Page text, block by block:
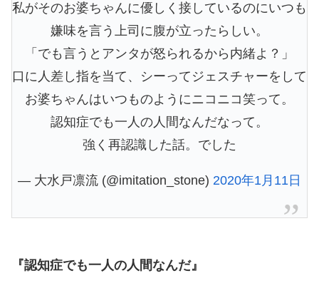
私がそのお婆ちゃんに優しく接しているのにいつも
嫌味を言う上司に腹が立ったらしい。
「でも言うとアンタが怒られるから内緒よ？」
口に人差し指を当て、シーってジェスチャーをして
お婆ちゃんはいつものようにニコニコ笑って。
認知症でも一人の人間なんだなって。
強く再認識した話。でした
— 大水戸凛流 (@imitation_stone) 2020年1月11日
『認知症でも一人の人間なんだ』